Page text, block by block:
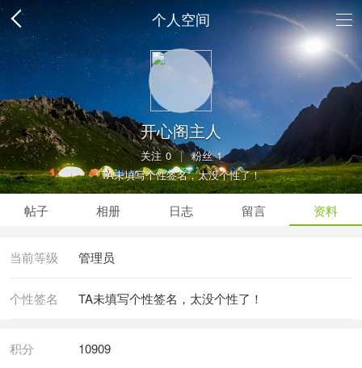
个人空间
开心阁主人
关注 0 | 粉丝 1
TA未填写个性签名，太没个性了！
帖子 相册 日志 留言 资料
当前等级 管理员
个性签名 TA未填写个性签名，太没个性了！
积分 10909